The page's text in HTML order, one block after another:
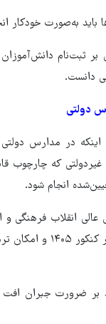
باید به‌صورت خودکار
ثبت‌نام دانش‌آموزان
دانست.
دولتی
در مدارس دولتی
که چارچوب
انجام شود.
عالی انقلاب
گفت: تأثیر
ضرورت جبران افت